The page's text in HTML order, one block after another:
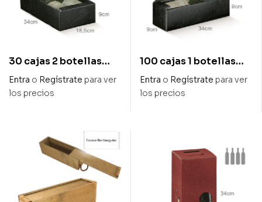
30 cajas 2 botellas
colección negro
gofrado piel 34 x 18,5 x
Entra o Regístrate para ver
los precios
100 cajas 1 botellas
colección negro
gofrado piel 34 x 9 x 9
Entra o Regístrate para ver
los precios